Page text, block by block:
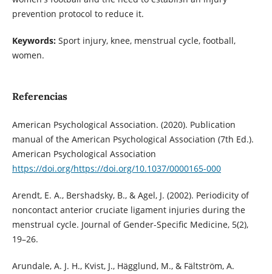
prevention protocol to reduce it.
Keywords:Sport injury, knee, menstrual cycle, football,
women.
Referencias
American Psychological Association. (2020). Publication
manual of the American Psychological Association (7th Ed.).
American Psychological Association
https://doi.org/https://doi.org/10.1037/0000165-000
Arendt, E. A., Bershadsky, B., & Agel, J. (2002). Periodicity of
noncontact anterior cruciate ligament injuries during the
menstrual cycle. Journal of Gender-Specific Medicine, 5(2),
19–26.
Arundale, A. J. H., Kvist, J., Hägglund, M., & Fältström, A.